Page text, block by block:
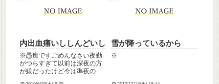
で特に異常が無いのに1ヶ月も
内出血痛いししんどいし
※愚痴ですごめんなさい夜勤
がつらすぎて以前は深夜の方
が嫌だったけど今は準夜の方
雪が降っているから
※